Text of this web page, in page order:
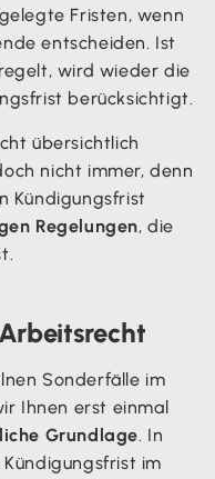
Fristen, wenn
entscheiden. Ist
wird wieder die
berücksichtigt.
übersichtlich
nicht immer, denn
Kündigungsfrist
Regelungen, die
Sonderfälle im
Ihnen erst einmal
Grundlage. In
im